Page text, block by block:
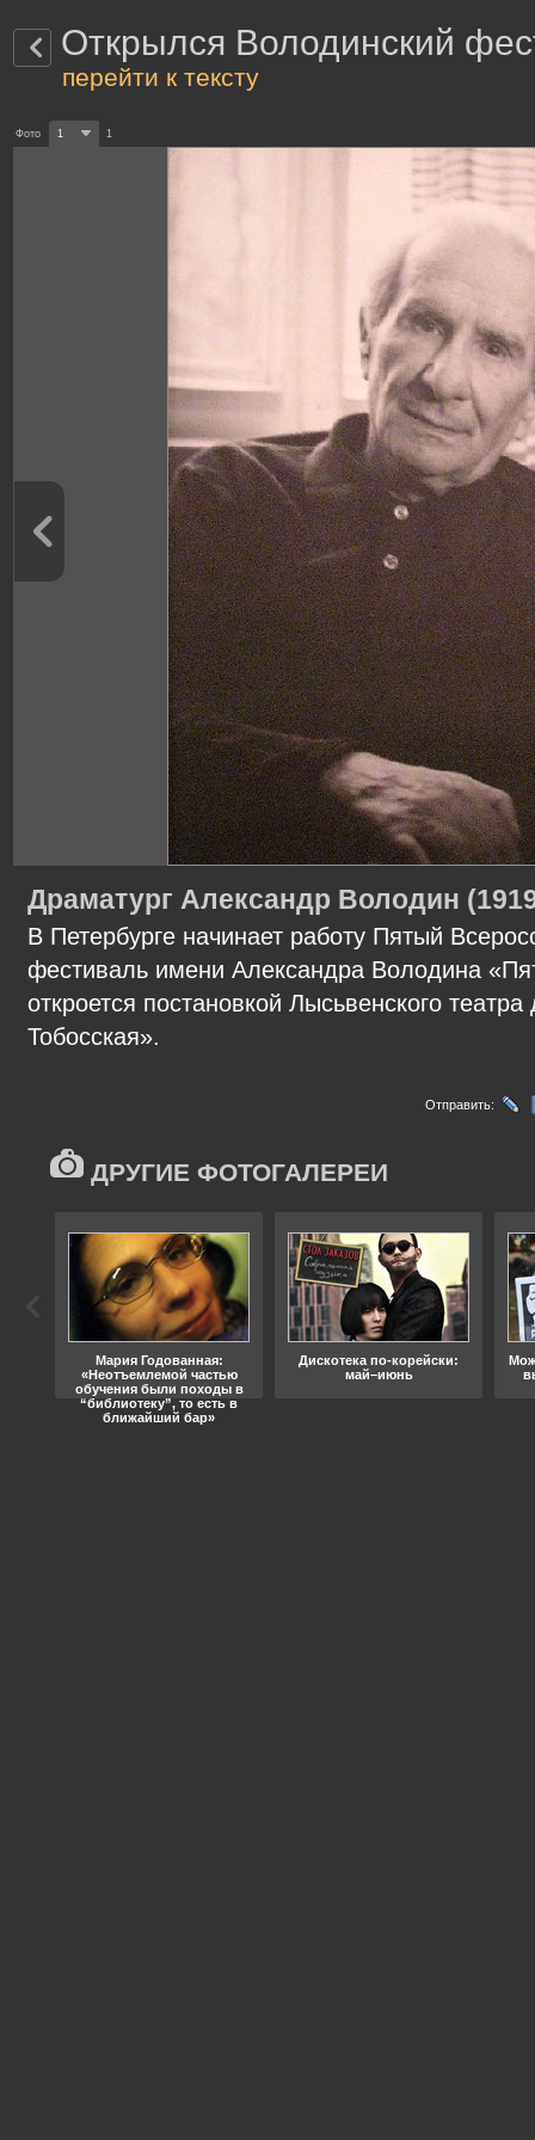
Открылся Володинский
перейти к тексту
Фото 1 1
Драматург Александр Володин
В Петербурге начинает работу Пятый
фестиваль имени Александра Володина
откроется постановкой Лысьвенского
Тобосская».
Отправить:
ДРУГИЕ ФОТОГАЛЕРЕИ
Мария Годованная:
«Неотъемлемой частью
обучения были походы в
“библиотеку”, то есть в
ближайший бар»
Дискотека по-корейски:
май–июнь